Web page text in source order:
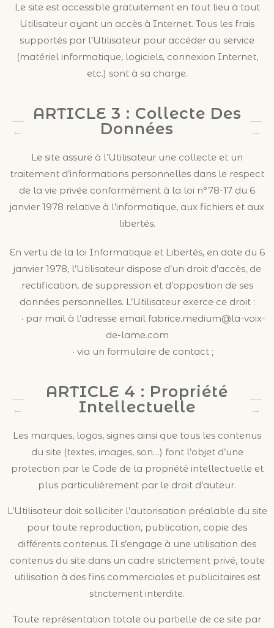
Le site est accessible gratuitement en tout lieu à tout
Utilisateur ayant un accès à Internet. Tous les frais
supportés par l’Utilisateur pour accéder au service
(matériel informatique, logiciels, connexion Internet,
etc.) sont à sa charge.
ARTICLE 3 : Collecte Des
Données
Le site assure à l’Utilisateur une collecte et un
traitement d’informations personnelles dans le respect
de la vie privée conformément à la loi n°78-17 du 6
janvier 1978 relative à l’informatique, aux fichiers et aux
libertés.
En vertu de la loi Informatique et Libertés, en date du 6
janvier 1978, l’Utilisateur dispose d’un droit d’accès, de
rectification, de suppression et d’opposition de ses
données personnelles. L’Utilisateur exerce ce droit :
· par mail à l’adresse email fabrice.medium@la-voix-
de-lame.com
· via un formulaire de contact ;
ARTICLE 4 : Propriété
Intellectuelle
Les marques, logos, signes ainsi que tous les contenus
du site (textes, images, son…) font l’objet d’une
protection par le Code de la propriété intellectuelle et
plus particulièrement par le droit d’auteur.
L’Utilisateur doit solliciter l’autorisation préalable du site
pour toute reproduction, publication, copie des
différents contenus. Il s’engage à une utilisation des
contenus du site dans un cadre strictement privé, toute
utilisation à des fins commerciales et publicitaires est
strictement interdite.
Toute représentation totale ou partielle de ce site par